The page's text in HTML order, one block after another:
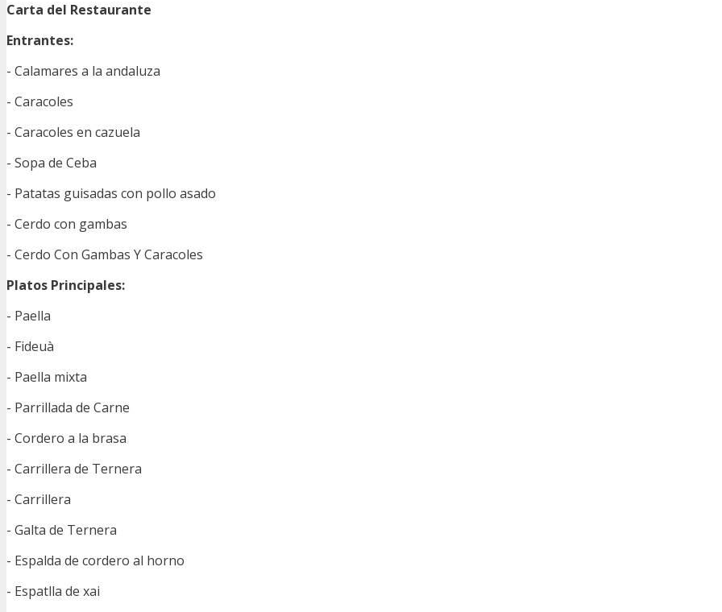
Carta del Restaurante
Entrantes:
- Calamares a la andaluza
- Caracoles
- Caracoles en cazuela
- Sopa de Ceba
- Patatas guisadas con pollo asado
- Cerdo con gambas
- Cerdo Con Gambas Y Caracoles
Platos Principales:
- Paella
- Fideuà
- Paella mixta
- Parrillada de Carne
- Cordero a la brasa
- Carrillera de Ternera
- Carrillera
- Galta de Ternera
- Espalda de cordero al horno
- Espatlla de xai